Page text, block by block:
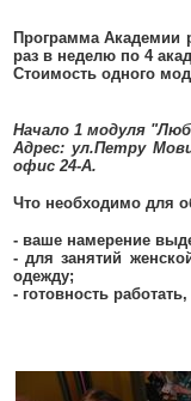
Программа Академии
раз в неделю по 4
Стоимость одного
Начало 1 модуля
Адрес: ул.Петру
офис 24-А.
Что необходимо для
- ваше намерение
- для занятий
одежду;
- готовность